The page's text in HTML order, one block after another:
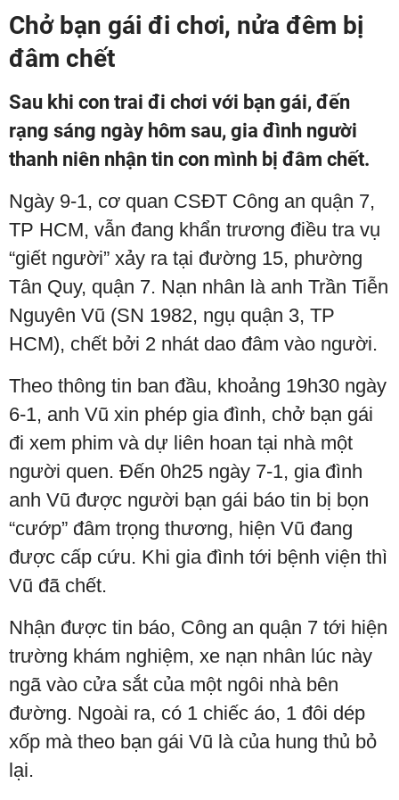
Chở bạn gái đi chơi, nửa đêm bị
đâm chết
Sau khi con trai đi chơi với bạn gái, đến
rạng sáng ngày hôm sau, gia đình người
thanh niên nhận tin con mình bị đâm chết.
Ngày 9-1, cơ quan CSĐT Công an quận 7,
TP HCM, vẫn đang khẩn trương điều tra vụ
“giết người” xảy ra tại đường 15, phường
Tân Quy, quận 7. Nạn nhân là anh Trần Tiễn
Nguyên Vũ (SN 1982, ngụ quận 3, TP
HCM), chết bởi 2 nhát dao đâm vào người.
Theo thông tin ban đầu, khoảng 19h30 ngày
6-1, anh Vũ xin phép gia đình, chở bạn gái
đi xem phim và dự liên hoan tại nhà một
người quen. Đến 0h25 ngày 7-1, gia đình
anh Vũ được người bạn gái báo tin bị bọn
“cướp” đâm trọng thương, hiện Vũ đang
được cấp cứu. Khi gia đình tới bệnh viện thì
Vũ đã chết.
Nhận được tin báo, Công an quận 7 tới hiện
trường khám nghiệm, xe nạn nhân lúc này
ngã vào cửa sắt của một ngôi nhà bên
đường. Ngoài ra, có 1 chiếc áo, 1 đôi dép
xốp mà theo bạn gái Vũ là của hung thủ bỏ
lại.